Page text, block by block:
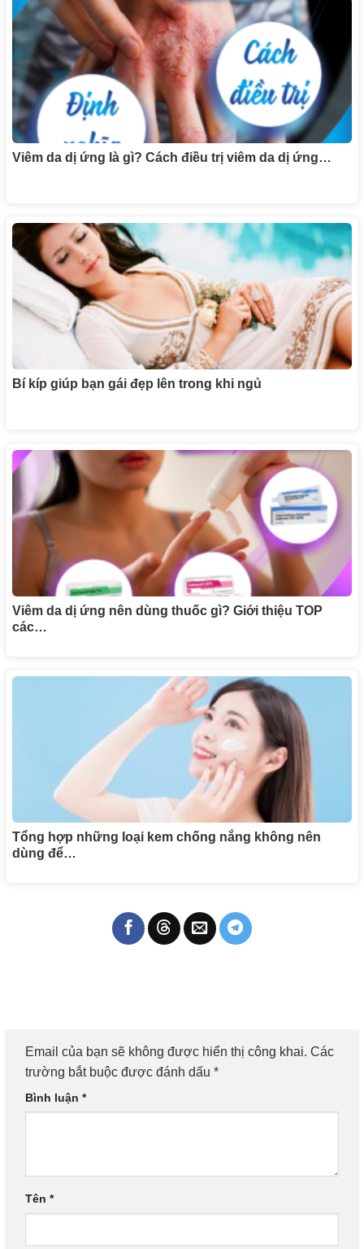
Viêm da dị ứng là gì? Cách điều trị viêm da dị ứng…
Bí kíp giúp bạn gái đẹp lên trong khi ngủ
Viêm da dị ứng nên dùng thuốc gì? Giới thiệu TOP
các…
Tổng hợp những loại kem chống nắng không nên
dùng để…
Email của bạn sẽ không được hiển thị công khai. Các
trường bắt buộc được đánh dấu *
Bình luận *
Tên *